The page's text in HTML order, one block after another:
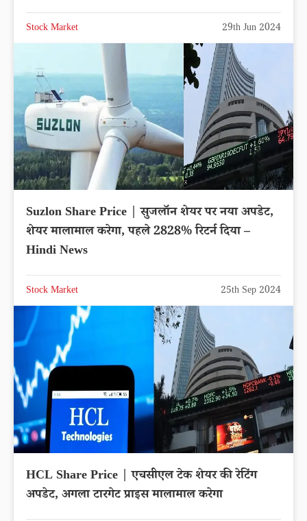
Stock Market 29th Jun 2024
Suzlon Share Price | सुजलॉन शेयर पर नया अपडेट,
शेयर मालामाल करेगा, पहले 2828% रिटर्न दिया –
Hindi News
Stock Market 25th Sep 2024
HCL Share Price | एचसीएल टेक शेयर की रेटिंग
अपडेट, अगला टारगेट प्राइस मालामाल करेगा